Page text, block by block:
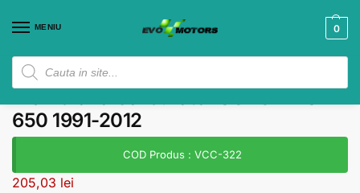
MENIU 0
650 1991-2012
COD Produs : VCC-322
205,03 lei